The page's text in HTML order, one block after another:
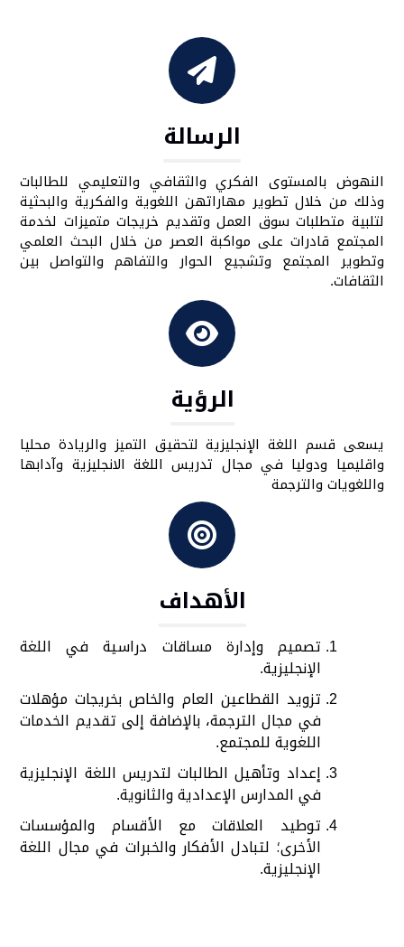
الرسالة
النهوض بالمستوى الفكري والثقافي والتعليمي للطالبات
وذلك من خلال تطوير مهاراتهن اللغوية والفكرية والبحثية
لتلبية متطلبات سوق العمل وتقديم خريجات متميزات لخدمة
المجتمع قادرات على مواكبة العصر من خلال البحث العلمي
وتطوير المجتمع وتشجيع الحوار والتفاهم والتواصل بين
الثقافات.
الرؤية
يسعى قسم اللغة الإنجليزية لتحقيق التميز والريادة محليا
واقليميا ودوليا في مجال تدريس اللغة الانجليزية وآدابها
واللغويات والترجمة
الأهداف
تصميم وإدارة مساقات دراسية في اللغة
الإنجليزية.
تزويد القطاعين العام والخاص بخريجات مؤهلات
في مجال الترجمة، بالإضافة إلى تقديم الخدمات
اللغوية للمجتمع.
إعداد وتأهيل الطالبات لتدريس اللغة الإنجليزية
في المدارس الإعدادية والثانوية.
توطيد العلاقات مع الأقسام والمؤسسات
الأخرى؛ لتبادل الأفكار والخبرات في مجال اللغة
الإنجليزية.